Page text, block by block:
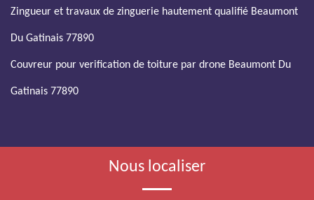
Zingueur et travaux de zinguerie hautement qualifié Beaumont
Du Gatinais 77890
Couvreur pour verification de toiture par drone Beaumont Du
Gatinais 77890
Nous localiser